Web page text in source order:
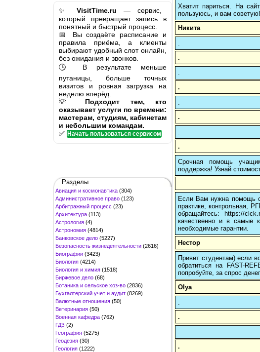
✨ VisitTime.ru — сервис,
который превращает запись в
понятный и быстрый процесс.
📅 Вы создаёте расписание и
правила приёма, а клиенты
выбирают удобный слот онлайн,
без ожидания и звонков.
🕒 В результате меньше
путаницы, больше точных
визитов и ровная загрузка на
неделю вперёд.
💡 Подходит тем, кто
оказывает услуги по времени:
мастерам, студиям, кабинетам
и небольшим командам.
✅ Начать пользоваться сервисом
Разделы
Авиация и космонавтика (304)
Административное право (123)
Арбитражный процесс (23)
Архитектура (113)
Астрология (4)
Астрономия (4814)
Банковское дело (5227)
Безопасность жизнедеятельности (2616)
Биографии (3423)
Биология (4214)
Биология и химия (1518)
Биржевое дело (68)
Ботаника и сельское хоз-во (2836)
Бухгалтерский учет и аудит (8269)
Валютные отношения (50)
Ветеринария (50)
Военная кафедра (762)
ГДЗ (2)
География (5275)
Геодезия (30)
Геология (1222)
Хватит париться. На
пользуюсь, и вам советую!
Никита
.
.
.
.
.
.
.
.
Срочная помощь
поддержка! Узнай
Если Вам нужна помощь
практике, контрольная,
обращайтесь: https://
качественно и в самые
необходимые гарантии.
Нестор
Привет студентам) если
обратиться на FAST-
попробуйте, за спрос
Olya
.
.
.
.